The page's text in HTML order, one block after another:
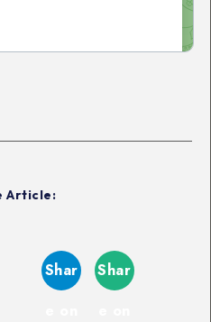
Article:
Shar
Shar